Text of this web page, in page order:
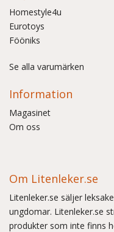
Homestyle4u
Eurotoys
Fööniks
Se alla varumärken
Information
Magasinet
Om oss
Om Litenleker.se
Litenleker.se säljer
ungdomar. Litenleker.se
produkter som inte finns